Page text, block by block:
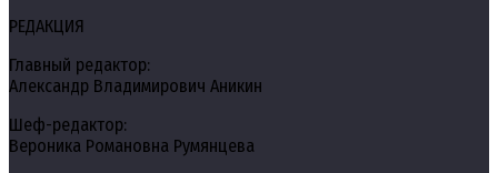
РЕДАКЦИЯ
Главный редактор:
Александр Владимирович Аникин
Шеф-редактор:
Вероника Романовна Румянцева